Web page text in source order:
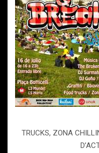
TRUCKS, ZONA